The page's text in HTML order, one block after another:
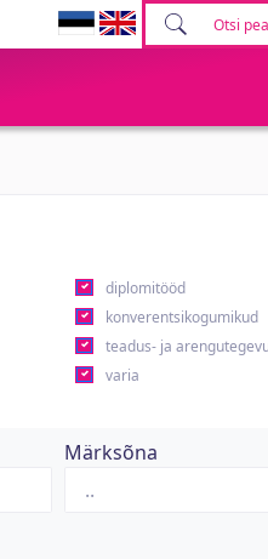
diplomitööd
konverentsikogumikud
teadus- ja
varia
Märksõna